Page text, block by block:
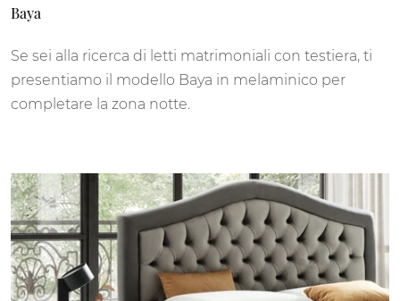
Baya
Se sei alla ricerca di letti matrimoniali con testiera, ti
presentiamo il modello Baya in melaminico per
completare la zona notte.